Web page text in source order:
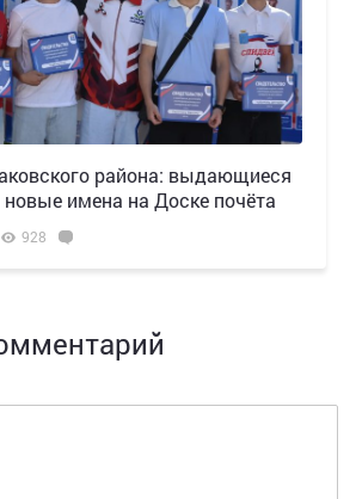
района: выдающиеся
имена на Доске почёта
928